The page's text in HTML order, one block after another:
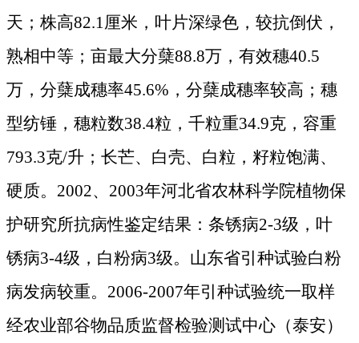
天；株高82.1厘米 ，叶片深绿色，较抗倒伏，
熟相中等；亩最大分蘖88.8万，有效穗40.5
万，分蘖成穗率45.6% ，分蘖成穗率较高；穗
型纺锤，穗粒数38.4粒，千粒重34.9克 ，容重
793.3克/升；长芒、白壳、白粒，籽粒饱满、
硬质。 2002、 2003年河北省农林科学院植物保
护研究所抗病性鉴定结果：条锈病2-3级，叶
锈病3-4级，白粉病3级。山东省引种试验白粉
病发病较重。 2006-2007年引种试验统一取样
经农业部谷物品质监督检验测试中心（泰安）